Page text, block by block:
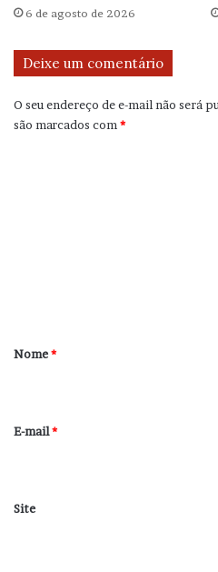
6 de agosto de 2026
Deixe um comentário
O seu endereço de e-mail não será
são marcados com *
r
*
Nome*
E-mail*
Site